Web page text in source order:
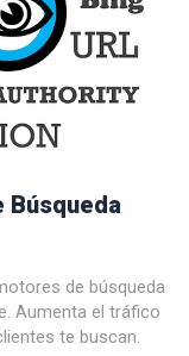
Búsqueda
de búsqueda
Aumenta el tráfico
te buscan.